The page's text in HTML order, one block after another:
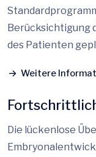
Berücksichtigung
des Patienten
Weitere
Die lückenlose